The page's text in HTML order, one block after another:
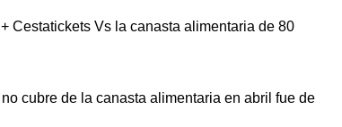
Cestatickets Vs la canasta alimentaria de 80
cubre de la canasta alimentaria en abril fue de